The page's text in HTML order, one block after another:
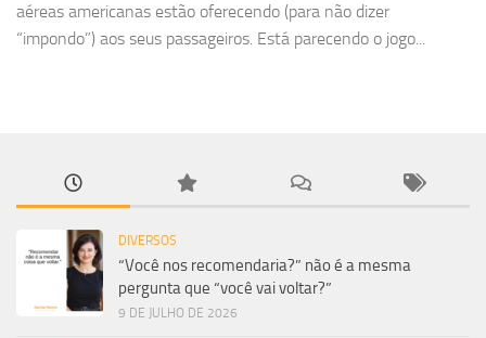
aéreas americanas estão oferecendo (para não dizer
“impondo”) aos seus passageiros. Está parecendo o jogo...
DIVERSOS
“Você nos recomendaria?” não é a mesma
pergunta que “você vai voltar?”
9 DE JULHO DE 2026